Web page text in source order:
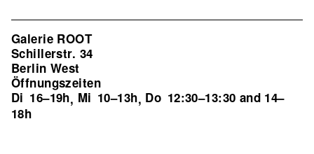
Galerie ROOT
Schillerstr. 34
Berlin West
Öffnungszeiten
Di 16–19h, Mi 10–13h, Do 12:30–13:30 and 14–
18h